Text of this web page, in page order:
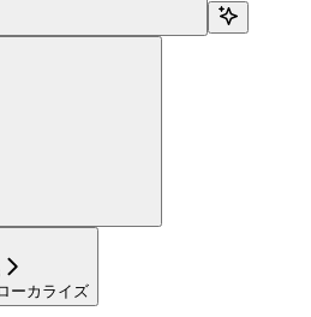
ーカライズ